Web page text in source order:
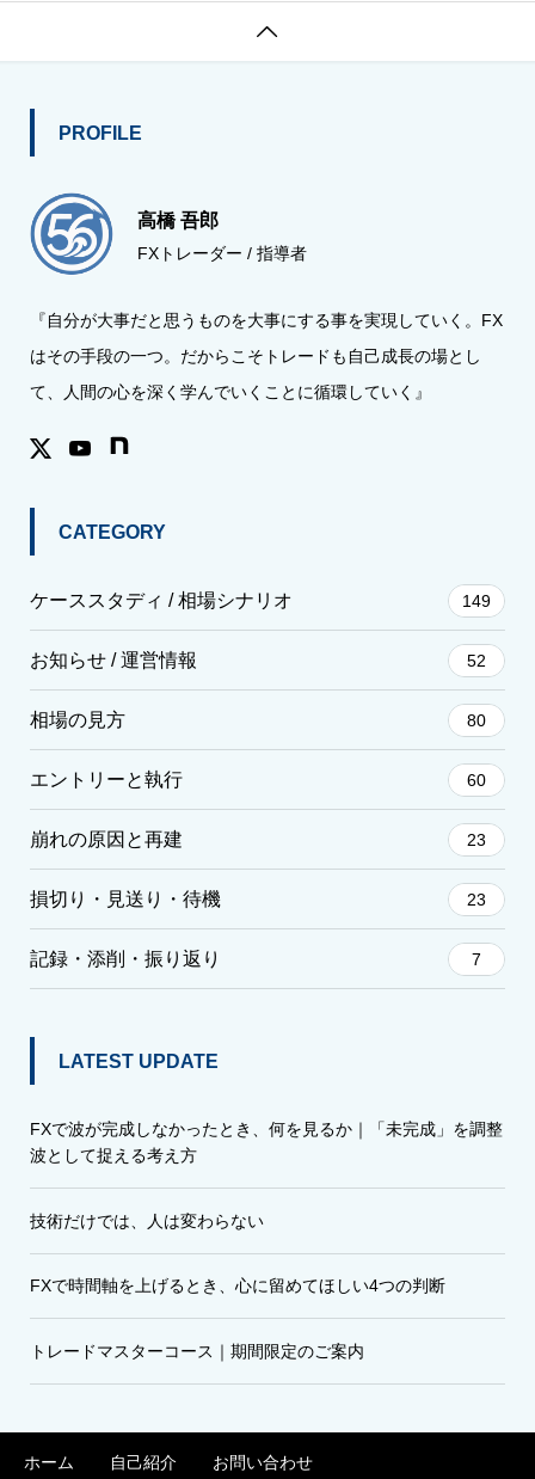

PROFILE
高橋 吾郎
FXトレーダー / 指導者
『自分が大事だと思うものを大事にする事を実現していく。FX
はその手段の一つ。だからこそトレードも自己成長の場とし
て、人間の心を深く学んでいくことに循環していく』
CATEGORY
ケーススタディ / 相場シナリオ 149
お知らせ / 運営情報 52
相場の見方 80
エントリーと執行 60
崩れの原因と再建 23
損切り・見送り・待機 23
記録・添削・振り返り 7
LATEST UPDATE
FXで波が完成しなかったとき、何を見るか｜「未完成」を調整
波として捉える考え方
技術だけでは、人は変わらない
FXで時間軸を上げるとき、心に留めてほしい4つの判断
トレードマスターコース｜期間限定のご案内
ホーム 自己紹介 お問い合わせ